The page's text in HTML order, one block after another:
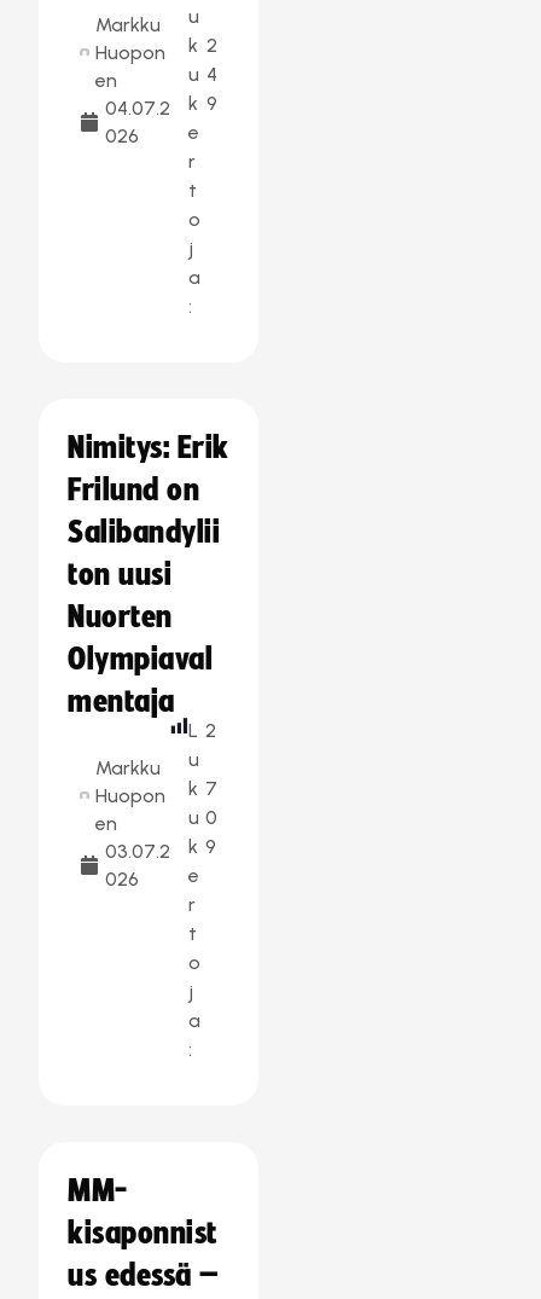
Markku
Huopon
en
04.07.2
026
u
k
u
k
e
r
t
o
j
a
:
2
4
9
Nimitys: Erik
Frilund on
Salibandylii
ton uusi
Nuorten
Olympiaval
mentaja
Markku
Huopon
en
03.07.2
026
L
u
k
u
k
e
r
t
o
j
a
:
2
7
0
9
MM-
kisaponnist
us edessä –